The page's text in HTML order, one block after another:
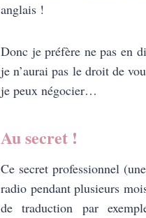
anglais !
Donc je préfère ne pas en
je n’aurai pas le droit de
je peux négocier…
Au secret !
Ce secret professionnel
radio pendant plusieurs
de traduction par